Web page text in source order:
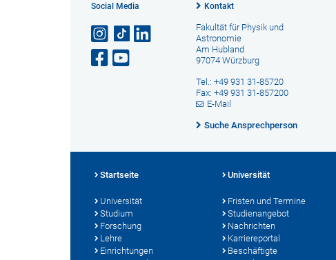
Social Media Kontakt
Fakultät für Physik und
Astronomie
Am Hubland
97074 Würzburg
Tel.: +49 931 31-85720
Fax: +49 931 31-857200
E-Mail
Suche Ansprechperson
Startseite
Universität
Studium
Forschung
Lehre
Einrichtungen
Universität
Fristen und Termine
Studienangebot
Nachrichten
Karriereportal
Beschäftigte